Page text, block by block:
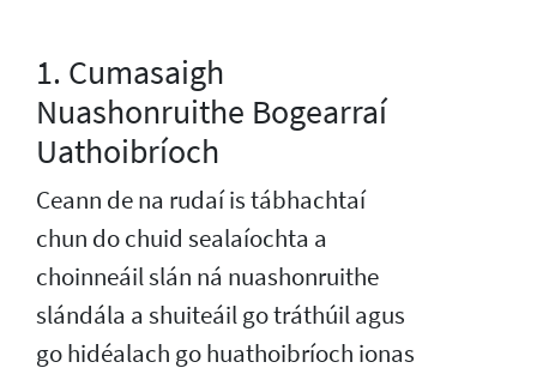
1. Cumasaigh
Nuashonruithe Bogearraí
Uathoibríoch
Ceann de na rudaí is tábhachtaí
chun do chuid sealaíochta a
choinneáil slán ná nuashonruithe
slándála a shuiteáil go tráthúil agus
go hidéalach go huathoibríoch ionas